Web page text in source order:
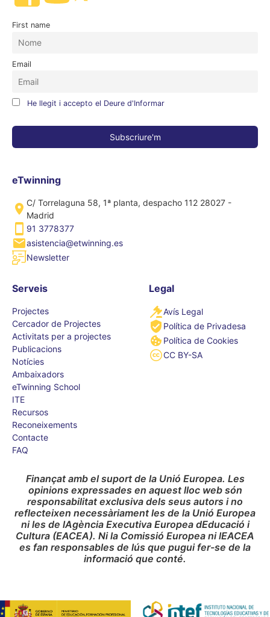
First name
Email
He llegit i accepto el Deure d'Informar
eTwinning
C/ Torrelaguna 58, 1ª planta, despacho 112 28027 -
Madrid
91 3778377
asistencia@etwinning.es
Newsletter
Serveis
Projectes
Cercador de Projectes
Activitats per a projectes
Publicacions
Notícies
Ambaixadors
eTwinning School
ITE
Recursos
Reconeixements
Contacte
FAQ
Legal
Avís Legal
Política de Privadesa
Política de Cookies
CC BY-SA
Finançat amb el suport de la Unió Europea. Les
opinions expressades en aquest lloc web són
responsabilitat exclusiva dels seus autors i no
reflecteixen necessàriament les de la Unió Europea
ni les de lAgència Executiva Europea dEducació i
Cultura (EACEA). Ni la Comissió Europea ni lEACEA
es fan responsables de lús que pugui fer-se de la
informació que conté.